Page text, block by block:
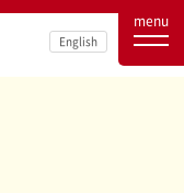
English
menu